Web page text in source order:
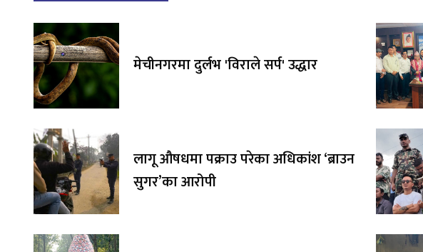
मेचीनगरमा दुर्लभ 'विराले सर्प' उद्धार
लागू औषधमा पक्राउ परेका अधिकांश ‘ब्राउन
सुगर’का आरोपी